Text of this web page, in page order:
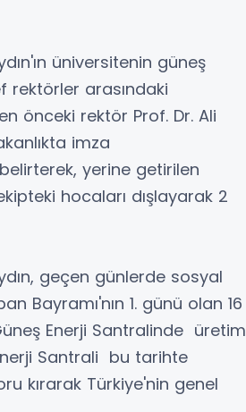
üniversitenin güneş
rektörler arasındaki
önceki rektör Prof. Dr. Ali
imza
yerine getirilen
hocaları dışlayarak 2
geçen günlerde sosyal
Bayramı'nın 1. günü olan 16
Enerji Santralinde üretim
Santrali bu tarihte
kırarak Türkiye'nin genel